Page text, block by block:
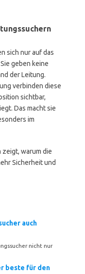
sich nur auf das
geben keine
der Leitung.
verbinden diese
sichtbar,
Das macht sie
im
warum die
Sicherheit und
auch
nicht nur
beste für den